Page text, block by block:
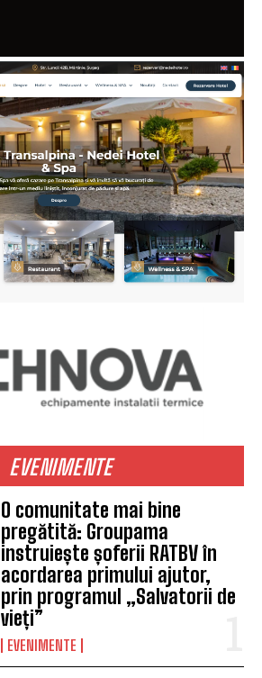
EVENIMENTE
O comunitate mai bine
pregătită: Groupama
instruiește șoferii RATBV în
acordarea primului ajutor,
prin programul „Salvatorii de
vieți”
EVENIMENTE